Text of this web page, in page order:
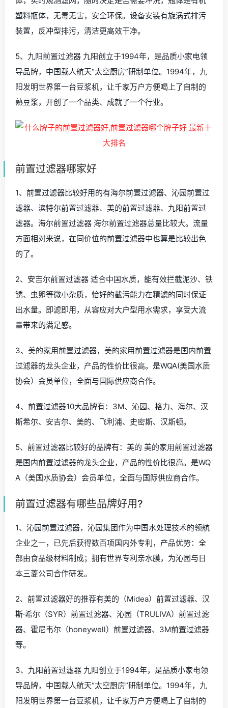
塑料瓶体，无毒无害，安全环保。设备安装有旋涡式排污
装置，反冲型排污，清洁更高效干净。
5、九阳前置过滤器 九阳创立于1994年，是品质小家电领
导品牌，中国载人航天“太空厨房”研制单位。1994年，九
阳发明世界第一台豆浆机，让千家万户方便喝上了自制的
熟豆浆，开创了一个品类、成就了一个行业。
前置过滤器哪家好
1、前置过滤器比较好用的有海尔前置过滤器、沁园前置过
滤器、滨特尔前置过滤器、美的前置过滤器、九阳前置过
滤器。海尔前置过滤器 海尔前置过滤器总量比较大。流量
方面相对来说，在同价位的前置过滤器中也算是比较出色
的了。
2、安吉尔前置过滤器 适合中国水质，能有效拦截泥沙、铁
锈、虫卵等微小杂质，恰好的截污能力在精滤的同时保证
出水量。即滤即用，从容应对大户型用水需求，享受大流
量带来的满足感。
3、美的家用前置过滤器，美的家用前置过滤器是国内前置
过滤器的龙头企业，产品的性价比很高。是WQA(美国水质
协会）会员单位，全面与国际供应商合作。
4、前置过滤器10大品牌有：3M、沁园、格力、海尔、汉
斯希尔、安吉尔、美的、飞利浦、史密斯、汉斯顿。
5、前置过滤器比较好的品牌有：美的 美的家用前置过滤器
是国内前置过滤器的龙头企业，产品的性价比很高。是WQ
A（美国水质协会）会员单位，全面与国际供应商合作。
前置过滤器有哪些品牌好用?
1、沁园前置过滤器，沁园集团作为中国水处理技术的领航
企业之一，已先后获得数百项国内外专利，产品优势：全
部由食品级材料制成；拥有世界专利亲水膜，为沁园与日
本三菱公司合作研发。
2、前置过滤器好的推荐有美的（Midea）前置过滤器、汉
斯·希尔（SYR）前置过滤器、沁园（TRULIVA）前置过滤
器、霍尼韦尔（honeywell）前置过滤器、3M前置过滤器
等。
3、九阳前置过滤器 九阳创立于1994年，是品质小家电领
导品牌，中国载人航天“太空厨房”研制单位。1994年，九
阳发明世界第一台豆浆机，让千家万户方便喝上了自制的